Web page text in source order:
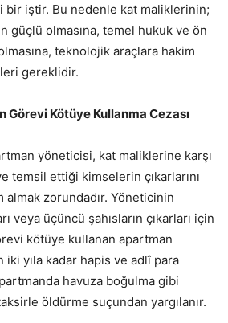
iştir. Bu nedenle kat maliklerinin;
güçlü olmasına, temel hukuk ve ön
teknolojik araçlara hakim
gereklidir.
Kötüye Kullanma Cezası
yöneticisi, kat maliklerine karşı
temsil ettiği kimselerin çıkarlarını
zorundadır. Yöneticinin
veya üçüncü şahısların çıkarları için
kötüye kullanan apartman
iki yıla kadar hapis ve adlî para
havuza boğulma gibi
öldürme suçundan yargılanır.